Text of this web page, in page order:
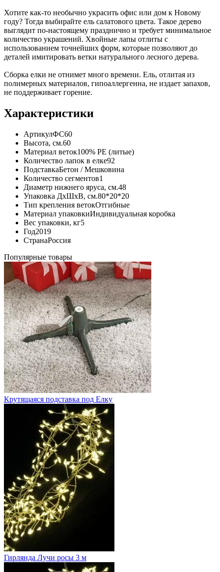
Хотите как-то необычно украсить офис или дом к Новому
году? Тогда выбирайте ель салатового цвета. Такое дерево
выглядит по-настоящему празднично и требует минимальное
количество украшений. Хвойные лапы отлиты с
использованием точнейших форм, которые позволяют до
деталей имитировать ветки натурального лесного дерева.
Сборка елки не отнимет много времени. Ель, отлитая из
полимерных материалов, гипоаллергенна, не издает запахов,
не поддерживает горение.
Характеристики
АртикулФС60
Высота, см.60
Материал веток100% PE (литые)
Количество лапок в елке92
ПодставкаБетон / Мешковина
Количество сегментов1
Диаметр нижнего яруса, см.48
Упаковка ДхШхВ, см.80*20*20
Тип крепления ветокОтгибные
Материал упаковкиИндивидуальная коробка
Вес упаковки, кг5
Год2019
СтранаРоссия
Популярные товары
Крутящаяся подставка под Елку
Гирлянда Лучи росы 3 м